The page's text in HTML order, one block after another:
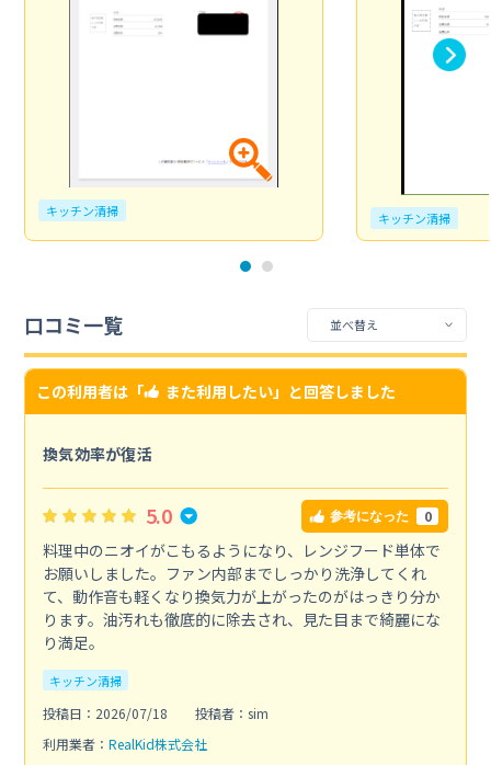
キッチン清掃 キッチン清掃
口コミ一覧
この利用者は「 また利用したい」と回答しました
換気効率が復活
5.0 参考になった 0
料理中のニオイがこもるようになり、レンジフード単体で
お願いしました。ファン内部までしっかり洗浄してくれ
て、動作音も軽くなり換気力が上がったのがはっきり分か
ります。油汚れも徹底的に除去され、見た目まで綺麗にな
り満足。
キッチン清掃
投稿日：2026/07/18
投稿者：sim
利用業者： RealKid株式会社